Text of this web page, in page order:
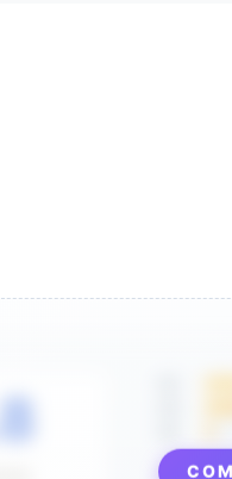
：安排靠近教师位置，给“节
）：在连续16拍中，能在
化）：全程无挥棒指向他人/
：每名幼儿至少完成1次鼓与
图谱创作——用大点小点贴纸